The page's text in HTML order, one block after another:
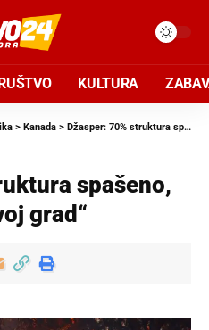
KULTURA
> Kanada > Džasper: 70% struktura spašeno, „Prepoznajem svoj grad“
spašeno,
grad“